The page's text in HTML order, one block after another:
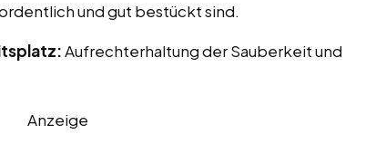
und gut bestückt sind.
Aufrechterhaltung der Sauberkeit und
Anzeige